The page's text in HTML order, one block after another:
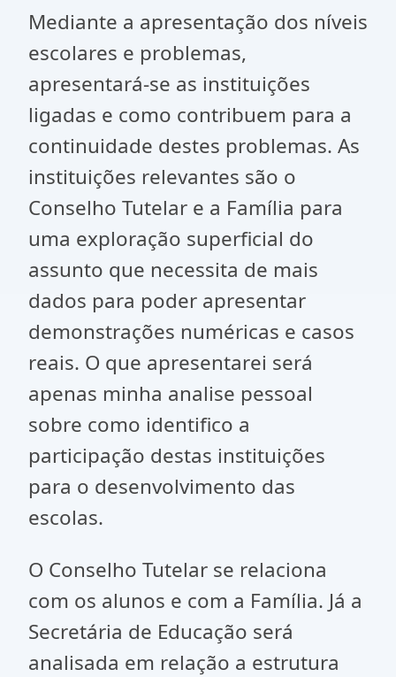
Mediante a apresentação dos níveis
escolares e problemas,
apresentará-se as instituições
ligadas e como contribuem para a
continuidade destes problemas. As
instituições relevantes são o
Conselho Tutelar e a Família para
uma exploração superficial do
assunto que necessita de mais
dados para poder apresentar
demonstrações numéricas e casos
reais. O que apresentarei será
apenas minha analise pessoal
sobre como identifico a
participação destas instituições
para o desenvolvimento das
escolas.
O Conselho Tutelar se relaciona
com os alunos e com a Família. Já a
Secretária de Educação será
analisada em relação a estrutura